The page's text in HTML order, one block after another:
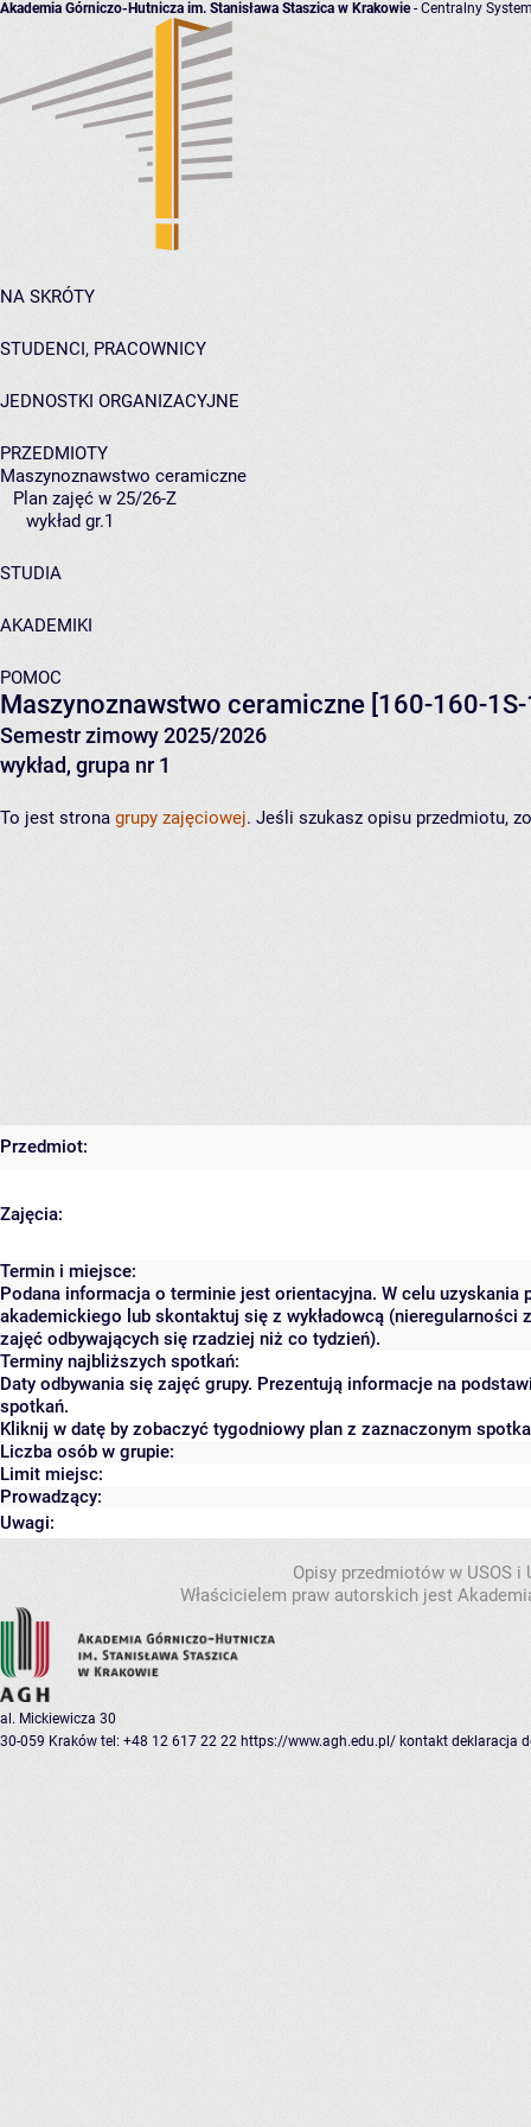
Akademia Górniczo-Hutnicza im. Stanisława Staszica w Krakowie- Centralny
NA SKRÓTY
STUDENCI, PRACOWNICY
JEDNOSTKI ORGANIZACYJNE
PRZEDMIOTY
Maszynoznawstwo ceramiczne
Plan zajęć w 25/26-Z
wykład gr.1
STUDIA
AKADEMIKI
POMOC
Maszynoznawstwo ceramiczne [160-160-
Semestr zimowy 2025/2026
wykład, grupa nr 1
To jest strona grupy zajęciowej. Jeśli szukasz opisu przedmiotu,
Przedmiot:
Zajęcia:
Termin i miejsce:
Podana informacja o terminie jest orientacyjna. W celu
akademickiego lub skontaktuj się z wykładowcą (nieregularności
zajęć odbywających się rzadziej niż co tydzień).
Terminy najbliższych spotkań:
Daty odbywania się zajęć grupy. Prezentują informacje na
spotkań.
Kliknij w datę by zobaczyć tygodniowy plan z zaznaczonym
Liczba osób w grupie:
Limit miejsc:
Prowadzący:
Uwagi:
Opisy przedmiotów w USOS
Właścicielem praw autorskich jest
al. Mickiewicza 30
30-059 Kraków tel: +48 12 617 22 22 https://www.agh.edu.pl/ kontakt deklaracja